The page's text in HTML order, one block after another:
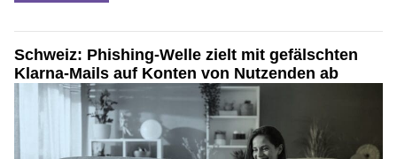
Schweiz: Phishing-Welle zielt mit gefälschten
Klarna-Mails auf Konten von Nutzenden ab